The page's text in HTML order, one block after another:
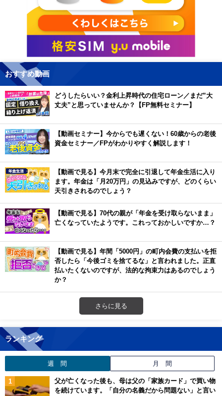
おすすめ動画
どうしたらいい？金利上昇時代の住宅ローン／まだ”大
丈夫”と思っていませんか？【FP無料セミナー】
【動画セミナー】今からでも遅くない！60歳からの老後
資金セミナー／FPがわかりやすく解説します！
【動画で見る】今月末で完全に引退して年金生活に入り
ます。年金は「月20万円」の見込みですが、どのくらい
天引きされるのでしょう？
【動画で見る】70代の親が「年金を受け取らないまま」
亡くなっていたようです。これっておかしいですか…？
【動画で見る】年間「5000円」の町内会費の支払いを拒
否したら「今後ゴミを捨てるな」と言われました。正直
払いたくないのですが、法的な拘束力はあるのでしょう
か？
さらに見る
ランキング
週 間 月 間
父が亡くなった後も、母は父の「家族カード」で買い物
を続けています。「自分の名義だから問題ない」と言い